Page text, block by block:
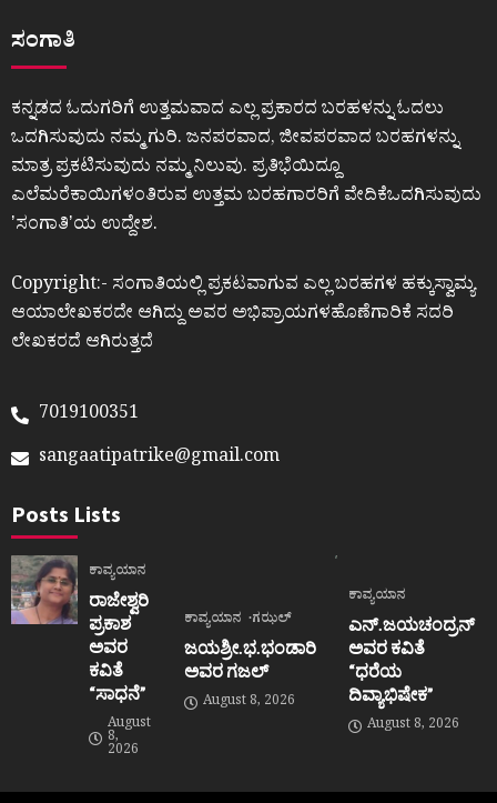
ಸಂಗಾತಿ
ಕನ್ನಡದ ಓದುಗರಿಗೆ ಉತ್ತಮವಾದ ಎಲ್ಲ ಪ್ರಕಾರದ ಬರಹಳನ್ನು ಓದಲು
ಒದಗಿಸುವುದು ನಮ್ಮ ಗುರಿ. ಜನಪರವಾದ, ಜೀವಪರವಾದ ಬರಹಗಳನ್ನು
ಮಾತ್ರ ಪ್ರಕಟಿಸುವುದು ನಮ್ಮ ನಿಲುವು. ಪ್ರತಿಭೆಯಿದ್ದೂ
ಎಲೆಮರೆಕಾಯಿಗಳಂತಿರುವ ಉತ್ತಮ ಬರಹಗಾರರಿಗೆ ವೇದಿಕೆಒದಗಿಸುವುದು
ʼಸಂಗಾತಿʼಯ ಉದ್ದೇಶ.
Copyright:- ಸಂಗಾತಿಯಲ್ಲಿ ಪ್ರಕಟವಾಗುವ ಎಲ್ಲ ಬರಹಗಳ ಹಕ್ಕುಸ್ವಾಮ್ಯ
ಆಯಾಲೇಖಕರದೇ ಆಗಿದ್ದು ಅವರ ಅಭಿಪ್ರಾಯಗಳಹೊಣೆಗಾರಿಕೆ ಸದರಿ
ಲೇಖಕರದೆ ಆಗಿರುತ್ತದೆ
7019100351
sangaatipatrike@gmail.com
Posts Lists
ಕಾವ್ಯಯಾನ
ರಾಜೇಶ್ವರಿ
ಪ್ರಕಾಶ
ಅವರ
ಕವಿತೆ
“ಸಾಧನೆ”
August
8,
2026
ಕಾವ್ಯಯಾನ ಗಝಲ್
ಜಯಶ್ರೀ.ಭ.ಭಂಡಾರಿ
ಅವರ ಗಜಲ್
August 8, 2026
ಕಾವ್ಯಯಾನ
ಎನ್.ಜಯಚಂದ್ರನ್
ಅವರ ಕವಿತೆ
“ಧರೆಯ
ದಿವ್ಯಾಭಿಷೇಕ”
August 8, 2026